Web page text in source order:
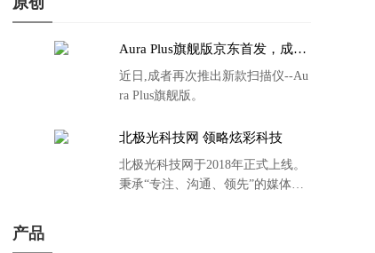
Aura Plus旗舰版京东首发，成者
近日,成者再次推出新款扫描仪--Au
ra Plus旗舰版。
北极光科技网 领略炫彩科技
北极光科技网于2018年正式上线。
秉承“专注、沟通、领先”的媒体理
产品